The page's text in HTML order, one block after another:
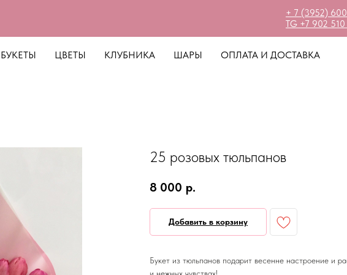
+ 7 (3952)
TG +7 902
БУКЕТЫ ЦВЕТЫ КЛУБНИКА ШАРЫ ОПЛАТА И ДОСТАВКА
25 розовых тюльпанов
8 000 р.
Добавить в корзину
Букет из тюльпанов подарит весенне настроение и